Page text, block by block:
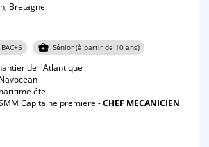
Bretagne
BAC+5 business_center Sénior (à partir de 10 ans)
de l'Atlantique
étel
Capitaine premiere -CHEF MECANICIEN